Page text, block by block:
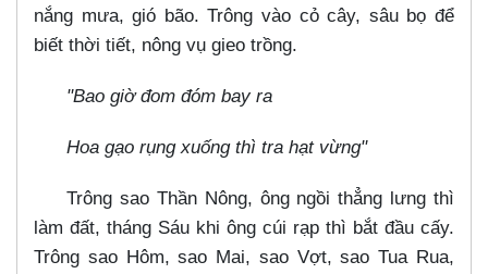
nắng mưa, gió bão. Trông vào cỏ cây, sâu bọ để
biết thời tiết, nông vụ gieo trồng.
"Bao giờ đom đóm bay ra
Hoa gạo rụng xuống thì tra hạt vừng"
Trông sao Thần Nông, ông ngồi thẳng lưng thì
làm đất, tháng Sáu khi ông cúi rạp thì bắt đầu cấy.
Trông sao Hôm, sao Mai, sao Vợt, sao Tua Rua,